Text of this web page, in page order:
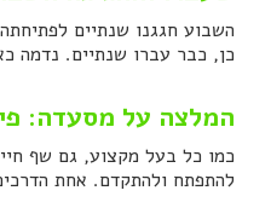
השבוע חגגנו שנתיים
כן, כבר עברו שנתיים. נדמה
המלצה על מסעדה:
כמו כל בעל מקצוע, גם שף
להתפתח ולהתקדם. אחת